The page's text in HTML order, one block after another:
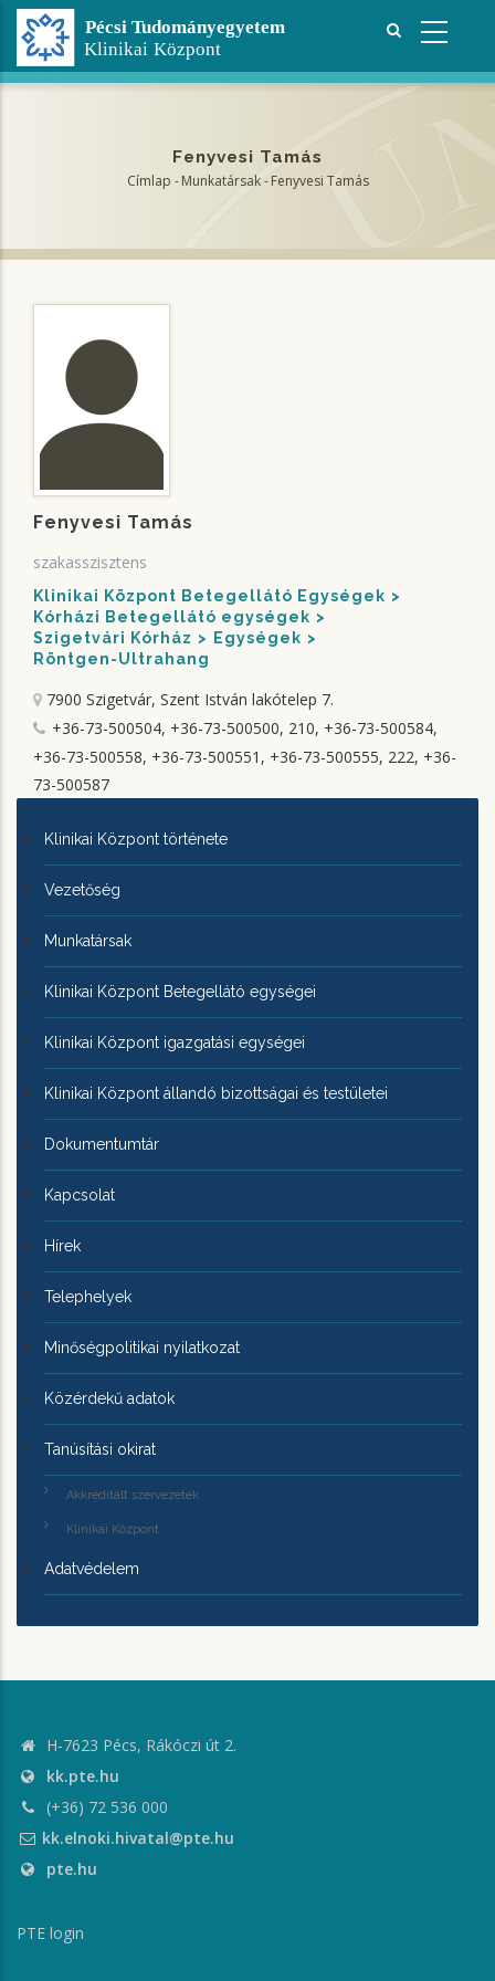
Ugrás
tartalomra
Fenyvesi Tamás
Címlap - Munkatársak - Fenyvesi Tamás
Fenyvesi Tamás
szakasszisztens
Klinikai Központ Betegellátó Egységek
Kórházi Betegellátó egységek
Szigetvári Kórház
Egységek
Röntgen-Ultrahang
7900 Szigetvár, Szent István lakótelep 7.
+36-73-500504, +36-73-500500, 210, +36-73-500584,
+36-73-500558, +36-73-500551, +36-73-500555, 222, +36-
73-500587
KLINIKAI
KÖZPONTRÓL
Klinikai Központ története
Vezetőség
Munkatársak
Klinikai Központ Betegellátó egységei
Klinikai Központ igazgatási egységei
Klinikai Központ állandó bizottságai és testületei
Dokumentumtár
Kapcsolat
Hírek
Telephelyek
Minőségpolitikai nyilatkozat
Közérdekű adatok
Tanúsítási okirat
Akkreditált szervezetek
Klinikai Központ
Adatvédelem
H-7623 Pécs, Rákóczi út 2.
kk.pte.hu
(+36) 72 536 000
kk.elnoki.hivatal@pte.hu
pte.hu
PTE login